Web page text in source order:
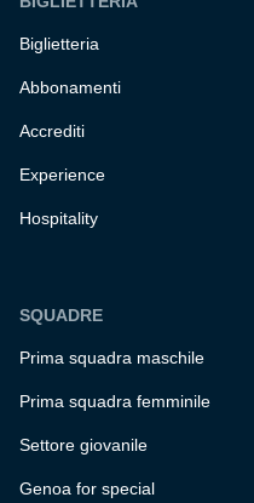
Biglietteria
Abbonamenti
Accrediti
Experience
Hospitality
SQUADRE
Prima squadra maschile
Prima squadra femminile
Settore giovanile
Genoa for special